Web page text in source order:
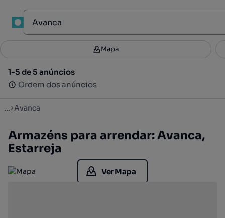
Filtros 3
1-5 de 5 anúncios
Ordem dos anúncios
Mapa
1-5 de 5 anúncios
Ordem dos anúncios
... Avanca
Armazéns para arrendar: Avanca,
Estarreja
Ver Mapa